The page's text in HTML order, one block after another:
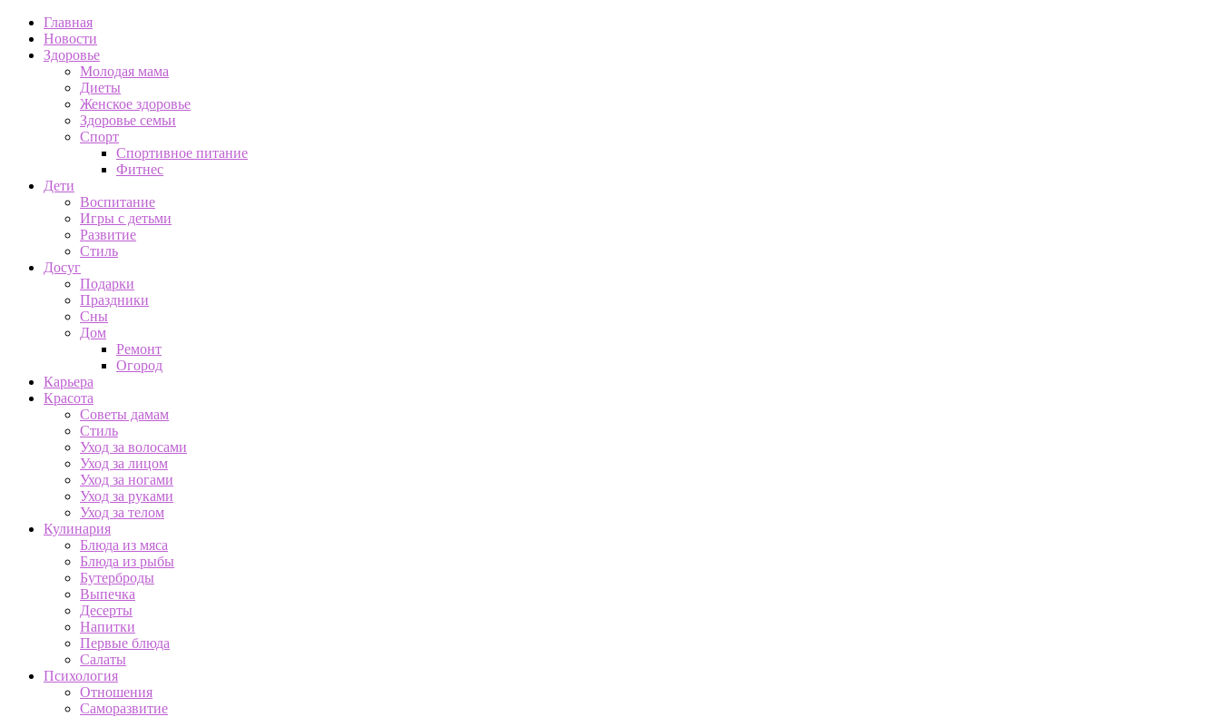
Главная
Новости
Здоровье
Молодая мама
Диеты
Женское здоровье
Здоровье семьи
Спорт
Спортивное питание
Фитнес
Дети
Воспитание
Игры с детьми
Развитие
Стиль
Досуг
Подарки
Праздники
Сны
Дом
Ремонт
Огород
Карьера
Красота
Советы дамам
Стиль
Уход за волосами
Уход за лицом
Уход за ногами
Уход за руками
Уход за телом
Кулинария
Блюда из мяса
Блюда из рыбы
Бутерброды
Выпечка
Десерты
Напитки
Первые блюда
Салаты
Психология
Отношения
Саморазвитие